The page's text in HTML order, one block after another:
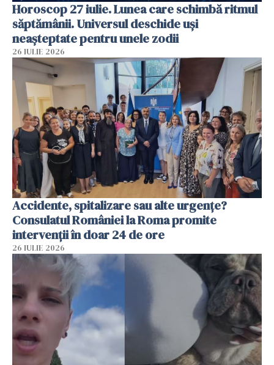
Horoscop 27 iulie. Lunea care schimbă ritmul
săptămânii. Universul deschide uși
neașteptate pentru unele zodii
26 IULIE 2026
Accidente, spitalizare sau alte urgențe?
Consulatul României la Roma promite
intervenții în doar 24 de ore
26 IULIE 2026